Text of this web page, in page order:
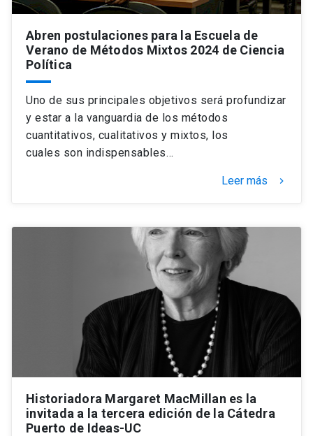
Abren postulaciones para la Escuela de
Verano de Métodos Mixtos 2024 de Ciencia
Política
Uno de sus principales objetivos será profundizar
y estar a la vanguardia de los métodos
cuantitativos, cualitativos y mixtos, los
cuales son indispensables…
Leer más keyboard_arrow_right
Historiadora Margaret MacMillan es la
invitada a la tercera edición de la Cátedra
Puerto de Ideas-UC